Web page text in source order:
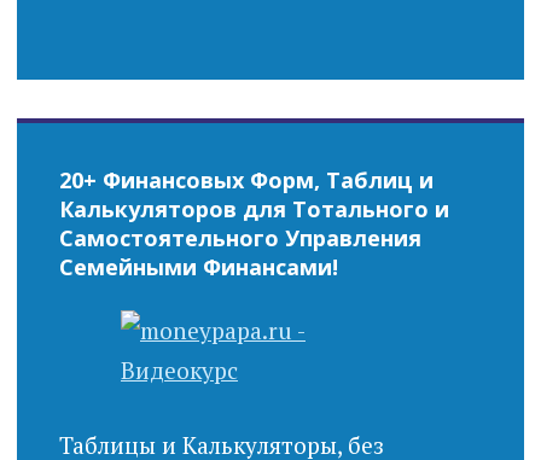
20+ Финансовых Форм, Таблиц и
Калькуляторов для Тотального и
Самостоятельного Управления
Семейными Финансами!
Таблицы и Калькуляторы, без